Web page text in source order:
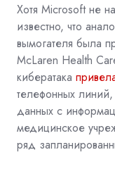
Хотя Microsoft не
известно, что
вымогателя была
McLaren Health
кибератака
телефонных линий,
данных с
медицинское
ряд